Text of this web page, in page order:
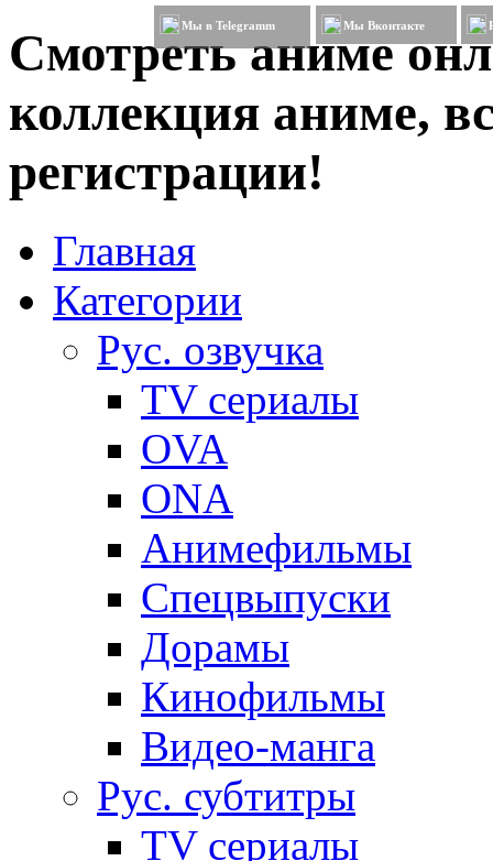
Смотреть аниме
коллекция аниме,
регистрации!
Мы в Telegramm Мы Вконтакте
Главная
Категории
Рус. озвучка
TV сериалы
OVA
ONA
Анимефильмы
Спецвыпуски
Дорамы
Кинофильмы
Видео-манга
Рус. субтитры
TV сериалы